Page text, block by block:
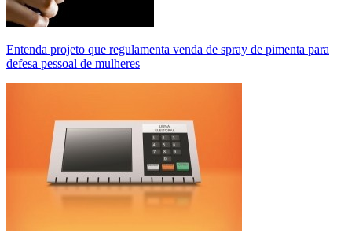
Entenda projeto que regulamenta venda de spray de pimenta para
defesa pessoal de mulheres